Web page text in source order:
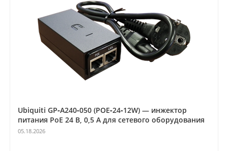
Ubiquiti GP‑A240‑050 (POE‑24‑12W) — инжектор
питания PoE 24 В, 0,5 А для сетевого оборудования
05.18.2026